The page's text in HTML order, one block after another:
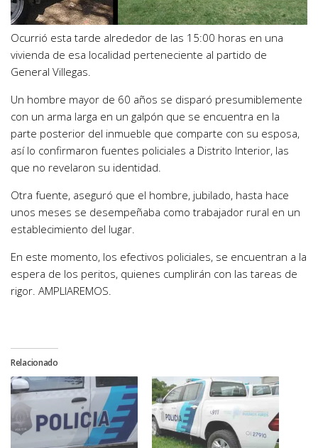
Ocurrió esta tarde alrededor de las 15:00 horas en una
vivienda de esa localidad perteneciente al partido de
General Villegas.
Un hombre mayor de 60 años se disparó presumiblemente
con un arma larga en un galpón que se encuentra en la
parte posterior del inmueble que comparte con su esposa,
así lo confirmaron fuentes policiales a Distrito Interior, las
que no revelaron su identidad.
Otra fuente, aseguró que el hombre, jubilado, hasta hace
unos meses se desempeñaba como trabajador rural en un
establecimiento del lugar.
En este momento, los efectivos policiales, se encuentran a la
espera de los peritos, quienes cumplirán con las tareas de
rigor. AMPLIAREMOS.
Relacionado